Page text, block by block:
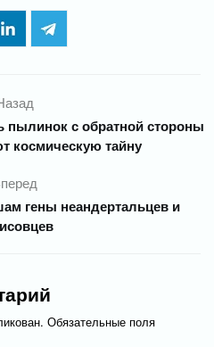
пылинок с обратной стороны
космическую тайну
гены неандертальцев и
Обязательные поля